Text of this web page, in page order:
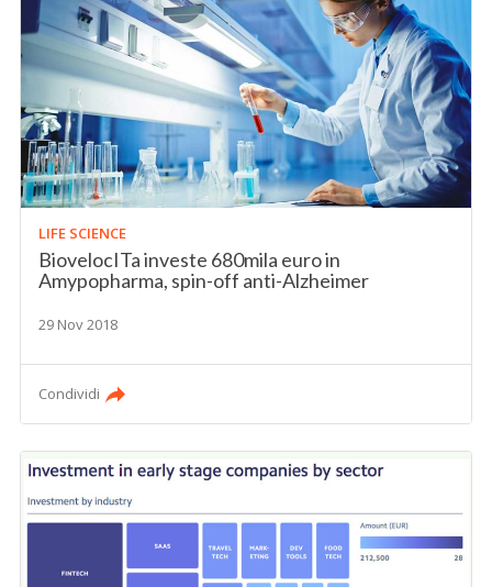
LIFE SCIENCE
BiovelocITa investe 680mila euro in
Amypopharma, spin-off anti-Alzheimer
29 Nov 2018
Condividi